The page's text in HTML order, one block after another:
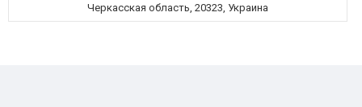
Черкасская область, 20323, Украина